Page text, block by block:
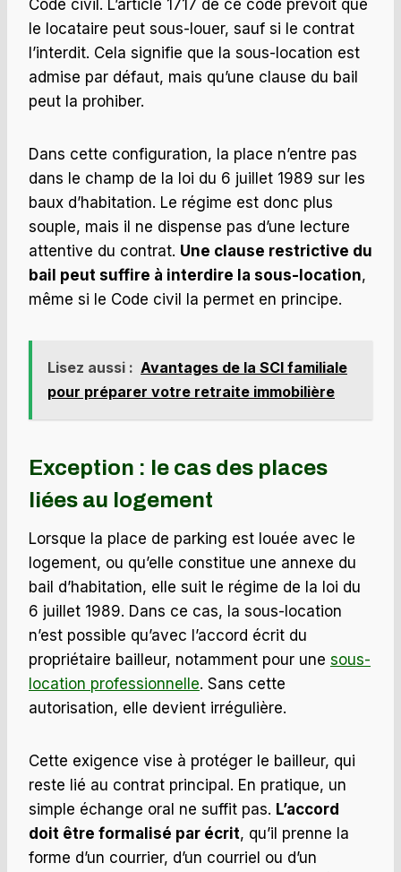
Code civil. L’article 1717 de ce code prévoit que
le locataire peut sous-louer, sauf si le contrat
l’interdit. Cela signifie que la sous-location est
admise par défaut, mais qu’une clause du bail
peut la prohiber.
Dans cette configuration, la place n’entre pas
dans le champ de la loi du 6 juillet 1989 sur les
baux d’habitation. Le régime est donc plus
souple, mais il ne dispense pas d’une lecture
attentive du contrat. Une clause restrictive du
bail peut suffire à interdire la sous-location,
même si le Code civil la permet en principe.
Lisez aussi : Avantages de la SCI familiale
pour préparer votre retraite immobilière
Exception : le cas des places
liées au logement
Lorsque la place de parking est louée avec le
logement, ou qu’elle constitue une annexe du
bail d’habitation, elle suit le régime de la loi du
6 juillet 1989. Dans ce cas, la sous-location
n’est possible qu’avec l’accord écrit du
propriétaire bailleur, notamment pour une sous-
location professionnelle. Sans cette
autorisation, elle devient irrégulière.
Cette exigence vise à protéger le bailleur, qui
reste lié au contrat principal. En pratique, un
simple échange oral ne suffit pas. L’accord
doit être formalisé par écrit, qu’il prenne la
forme d’un courrier, d’un courriel ou d’un